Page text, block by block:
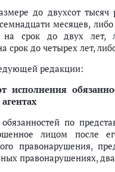
до двухсот
месяцев,
на срок до двух
срок до четырех лет,
редакции:
исполнения
по
лицом после
правонарушения,
правонарушениях, два